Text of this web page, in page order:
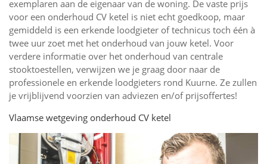
exemplaren aan de eigenaar van de woning. De vaste prijs
voor een onderhoud CV ketel is niet echt goedkoop, maar
gemiddeld is een erkende loodgieter of technicus toch één à
twee uur zoet met het onderhoud van jouw ketel. Voor
verdere informatie over het onderhoud van centrale
stooktoestellen, verwijzen we je graag door naar de
professionele en erkende loodgieters rond Kuurne. Ze zullen
je vrijblijvend voorzien van adviezen en/of prijsoffertes!
Vlaamse wetgeving onderhoud CV ketel